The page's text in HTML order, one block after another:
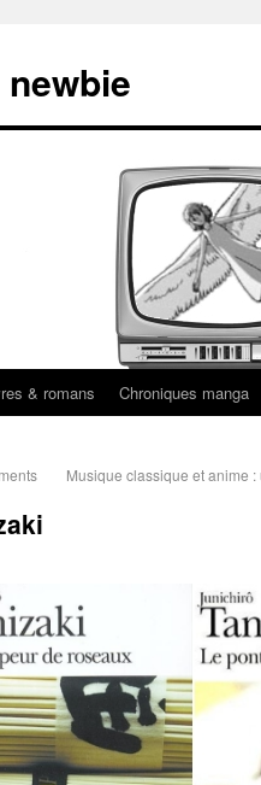
& romans Chroniques manga
Musique classique et anime